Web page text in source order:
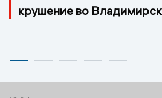
крушение во